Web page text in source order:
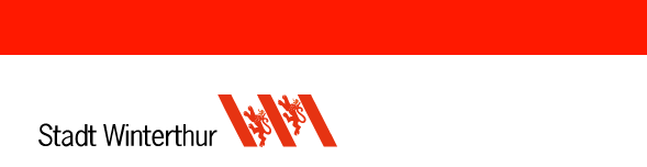
überspringen